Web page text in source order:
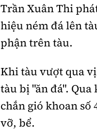
Trần Xuân Thi
hiệu ném đá lên
phận trên tàu.
Khi tàu vượt qua
tàu bị "ăn đá".
chắn gió khoan số
vỡ, bể.